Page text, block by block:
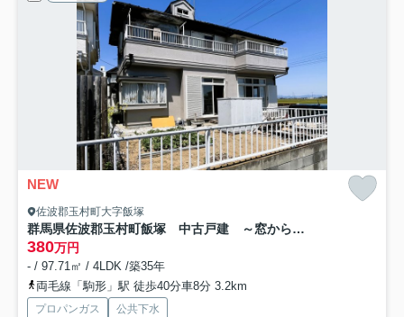
NEW
佐波郡玉村町大字飯塚
群馬県佐波郡玉村町飯塚 中古戸建 ～窓から緑豊かな田園風景を望む、平坦で穏やかな住環境。～
380万円
- / 97.71㎡ / 4LDK /築35年
両毛線「駒形」駅 徒歩40分車8分 3.2km
プロパンガス 公共下水